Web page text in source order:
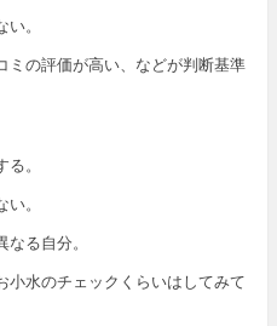
。
ミの評価が高い、などが判断基準
。
。
る自分。
小水のチェックくらいはしてみて